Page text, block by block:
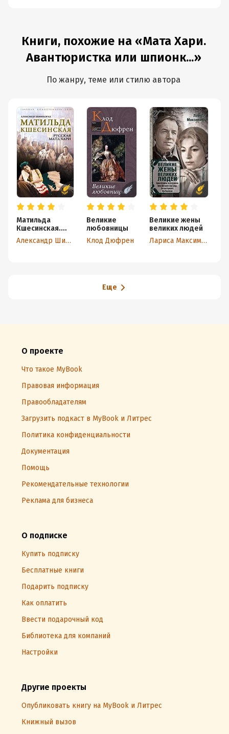
Книги, похожие на «Мата Хари.
Авантюристка или шпионк...»
По жанру, теме или стилю автора
Матильда
Кшесинская.
Русская Мата
Хари
Александр Широкорад
Великие
любовницы
Клод Дюфрен
Великие жены
великих людей
Лариса Максимова
Еще
О проекте
Что такое MyBook
Правовая информация
Правообладателям
Загрузить подкаст в MyBook и Литрес
Политика конфиденциальности
Документация
Помощь
Рекомендательные технологии
Реклама для бизнеса
О подписке
Купить подписку
Бесплатные книги
Подарить подписку
Как оплатить
Ввести подарочный код
Библиотека для компаний
Настройки
Другие проекты
Опубликовать книгу на MyBook и Литрес
Книжный вызов